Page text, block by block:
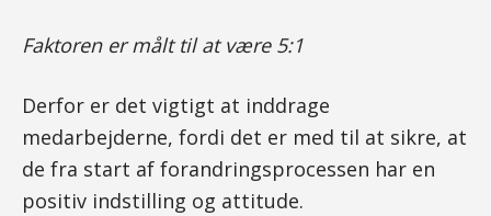
Faktoren er målt til at være 5:1
Derfor er det vigtigt at inddrage
medarbejderne, fordi det er med til at sikre, at
de fra start af forandringsprocessen har en
positiv indstilling og attitude.